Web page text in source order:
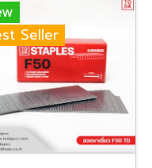
Seller